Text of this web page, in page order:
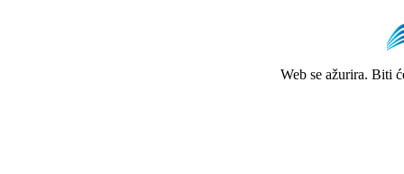
Web se ažurira. Biti